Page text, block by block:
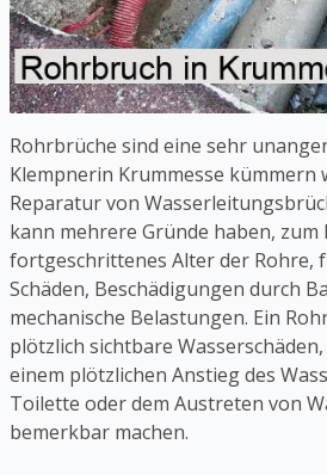
Rohrbrüche sind eine sehr
Klempnerin Krummesse kümmern
Reparatur von
kann mehrere Gründe haben, zum
fortgeschrittenes Alter der Rohre,
Schäden, Beschädigungen durch
mechanische Belastungen. Ein
plötzlich sichtbare
einem plötzlichen Anstieg des
Toilette oder dem Austreten von
bemerkbar machen.